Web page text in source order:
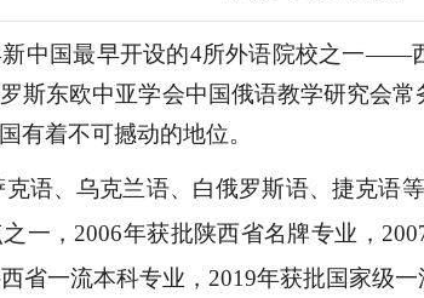
新中国最早开设的4所外语院校之一——
斯东欧中亚学会中国俄语教学研究会
有着不可撼动的地位。
语、乌克兰语、白俄罗斯语、捷克语
一，2006年获批陕西省名牌专业，
省一流本科专业，2019年获批国家级